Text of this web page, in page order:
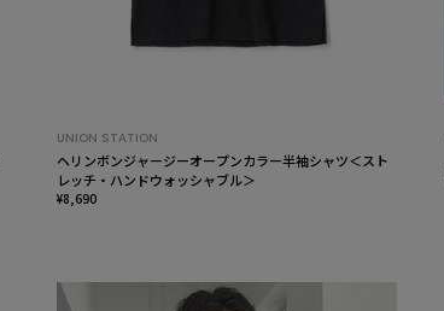
UNION STATION
ヘリンボンジャージーオープンカラー半袖シャツ＜スト
レッチ・ハンドウォッシャブル＞
¥8,690